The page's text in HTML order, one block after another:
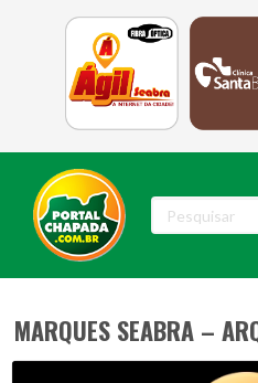
MARQUES SEABRA –